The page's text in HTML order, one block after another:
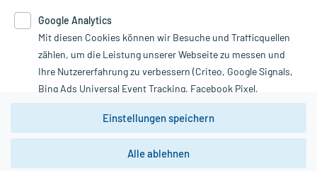
Therapien eingeleitet werden können. | Diese Webseite benutzt
Google Analytics. Lesen Sie bitte dazu die wichtigen Hinweise in
unserer Datenschutzerklärung. Für den Widerruf einer Bestellung
nutzen Sie das Formular:
Vertrag widerrufen
*Hinweise zu unseren Aktionen und Bewertungen
Google Analytics
Mit diesen Cookies können wir Besuche und Trafficquellen
zählen, um die Leistung unserer Webseite zu messen und
Ihre Nutzererfahrung zu verbessern (Criteo, Google Signals,
Bing Ads Universal Event Tracking, Facebook Pixel,
Youtube-Social Plugin).
Wir weisen darauf hin, dass die
zwingend den Europäischen Anforderungen gem. EU-
DSGVO genügen und ein Datentransfer in Drittstaaten bzw.
Einstellungen speichern
Alle ablehnen